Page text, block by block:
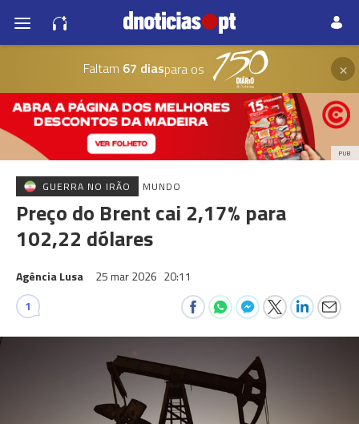
Faltam 67 diaspara os ×
PUB
GUERRA NO IRÃO MUNDO
Preço do Brent cai 2,17% para
102,22 dólares
Agência Lusa 25 mar 2026 20:11
1